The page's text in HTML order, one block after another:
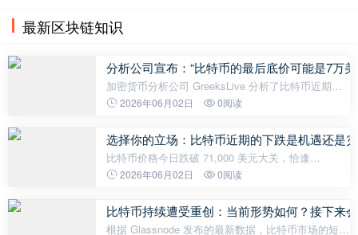
最新区块链知识
分析公司宣布：“比特币的最后底价可能是7万
加密货币分析公司 GreeksLive 分析了比特币近期的
价格走势和期权市场的前景。根据该公司的分析，
前价格在 70,000 美元的心理
2026年06月02日 0阅读
选择你的立场：比特币近期的下跌是机遇还是
比特币价格今日跌破 71,000 美元大关，恰逢
Strategy 公司近四年来象征性的比特币出售，这一事
因各执己见。比特币倡导者皮埃尔·
2026年06月02日 0阅读
比特币持续遭受重创：当前形势如何？接下来
根据 Glassnode 发布的最新数据，比特币市场的短期